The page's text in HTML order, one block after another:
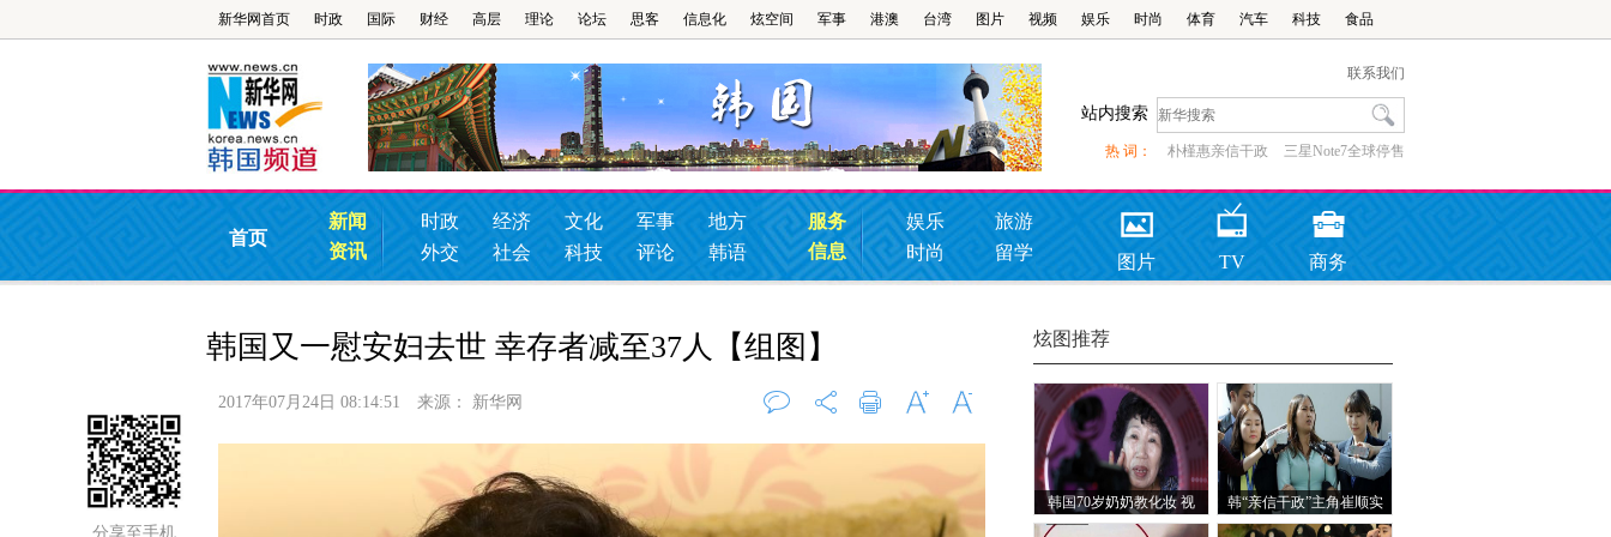
新华网首页 时政 国际 财经 高层 理论 论坛 思客 信息化 炫空间 军事 港澳 台湾 图片 视频 娱乐 时尚 体育 汽车 科技 食品
联系我们
站内搜索
热 词： 朴槿惠亲信干政 三星Note7全球停售
首页
新闻
资讯
时政 经济 文化 军事
地方
外交
社会 科技 评论 韩语
服务
信息
娱乐
旅游
时尚
留学 图片 TV 商务
分享至手机
炫图推荐
韩国70岁奶奶教化妆 视
频直播成超级网红
韩“亲信干政”主角崔顺实
之女回到韩国
韩国又一慰安妇去世 幸存者减至37人【组图】
2017年07月24日 08:14:51 来源： 新华网
评论